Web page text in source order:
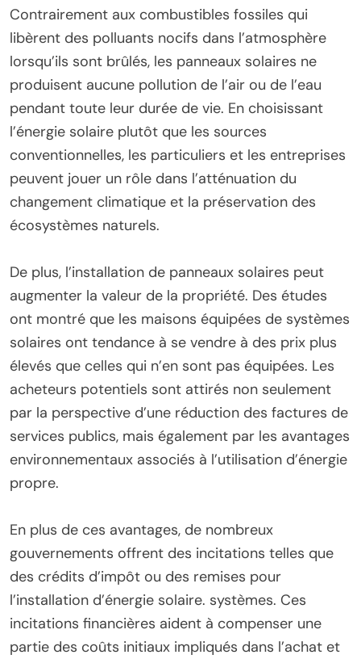
Contrairement aux combustibles fossiles qui
libèrent des polluants nocifs dans l’atmosphère
lorsqu’ils sont brûlés, les panneaux solaires ne
produisent aucune pollution de l’air ou de l’eau
pendant toute leur durée de vie. En choisissant
l’énergie solaire plutôt que les sources
conventionnelles, les particuliers et les entreprises
peuvent jouer un rôle dans l’atténuation du
changement climatique et la préservation des
écosystèmes naturels.
De plus, l’installation de panneaux solaires peut
augmenter la valeur de la propriété. Des études
ont montré que les maisons équipées de systèmes
solaires ont tendance à se vendre à des prix plus
élevés que celles qui n’en sont pas équipées. Les
acheteurs potentiels sont attirés non seulement
par la perspective d’une réduction des factures de
services publics, mais également par les avantages
environnementaux associés à l’utilisation d’énergie
propre.
En plus de ces avantages, de nombreux
gouvernements offrent des incitations telles que
des crédits d’impôt ou des remises pour
l’installation d’énergie solaire. systèmes. Ces
incitations financières aident à compenser une
partie des coûts initiaux impliqués dans l’achat et